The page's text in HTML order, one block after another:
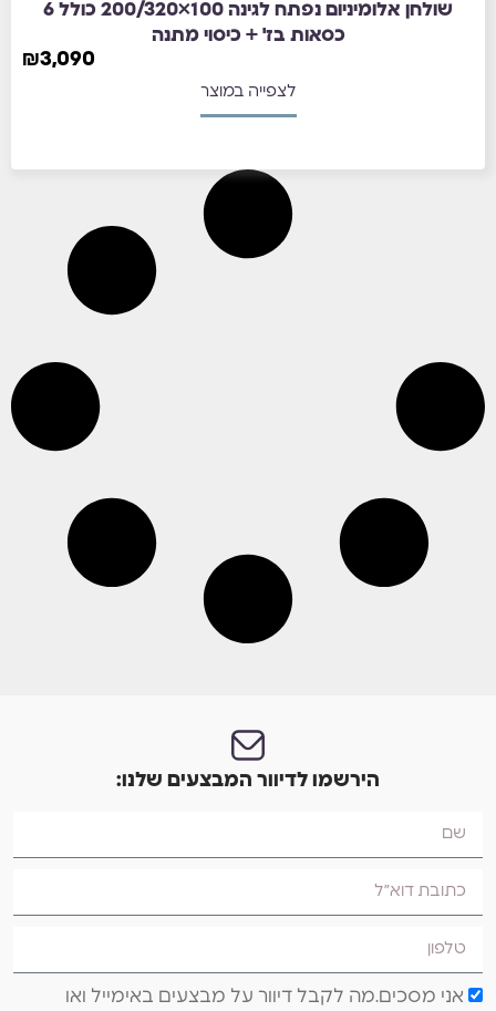
שולחן אלומיניום נפתח לגינה 100×200/320 כולל 6
כסאות בז' + כיסוי מתנה
₪3,090
לצפייה במוצר
הירשמו לדיוור המבצעים שלנו:
אני מסכים.מה לקבל דיוור על מבצעים באימייל ואו